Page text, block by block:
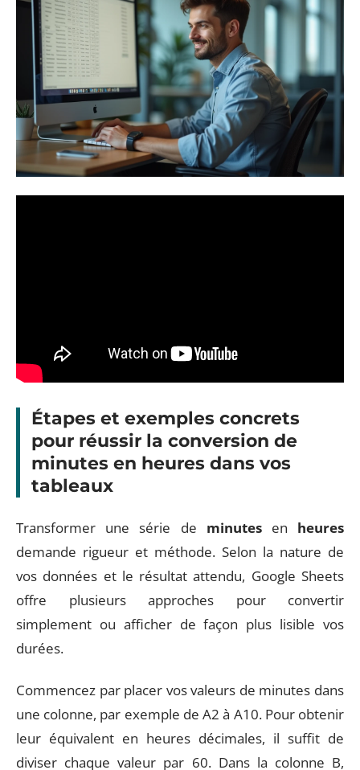
Étapes et exemples concrets
pour réussir la conversion de
minutes en heures dans vos
tableaux
Transformer une série de minutesen heures
demande rigueur et méthode. Selon la nature de
vos données et le résultat attendu, Google Sheets
offre plusieurs approches pour convertir
simplement ou afficher de façon plus lisible vos
durées.
Commencez par placer vos valeurs de minutes dans
une colonne, par exemple de A2 à A10. Pour obtenir
leur équivalent en heures décimales, il suffit de
diviser chaque valeur par 60. Dans la colonne B,